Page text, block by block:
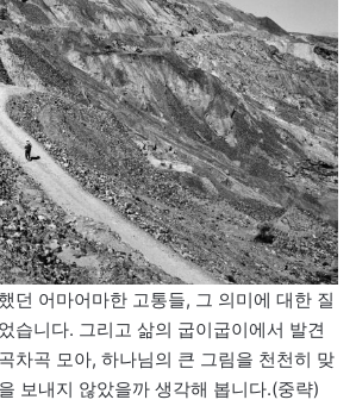
던 어마어마한 고통들, 그 의미에 대한 질
습니다. 그리고 삶의 굽이굽이에서 발견
차곡 모아, 하나님의 큰 그림을 천천히 맞
보내지 않았을까 생각해 봅니다.(중략)